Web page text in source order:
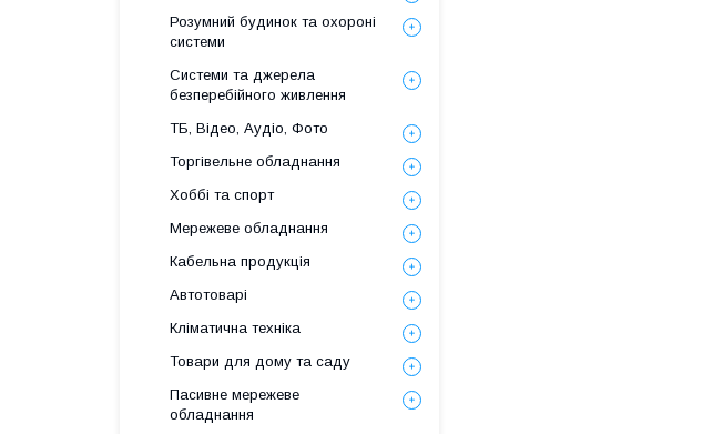
Розумний будинок та охороні
системи
Системи та джерела
безперебійного живлення
ТБ, Відео, Аудіо, Фото
Торгівельне обладнання
Хоббі та спорт
Мережеве обладнання
Кабельна продукція
Автотоварі
Кліматична техніка
Товари для дому та саду
Пасивне мережеве
обладнання